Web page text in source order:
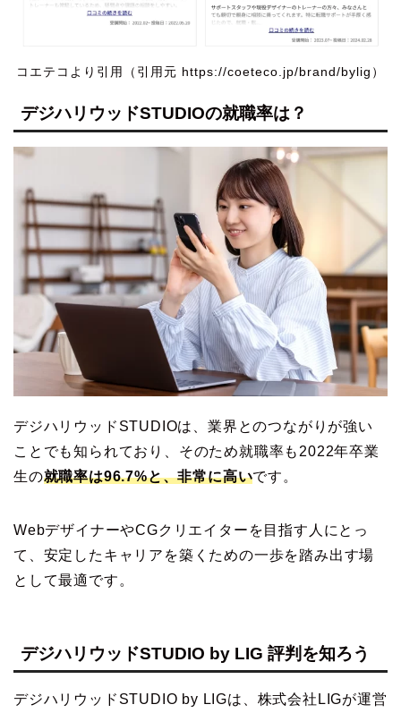
コエテコより引用（引用元 https://coeteco.jp/brand/bylig）
デジハリウッドSTUDIOの就職率は？
デジハリウッドSTUDIOは、業界とのつながりが強い
ことでも知られており、そのため就職率も2022年卒業
生の就職率は96.7%と、非常に高いです。
WebデザイナーやCGクリエイターを目指す人にとっ
て、安定したキャリアを築くための一歩を踏み出す場
として最適です。
デジハリウッドSTUDIO by LIG 評判を知ろう
デジハリウッドSTUDIO by LIGは、株式会社LIGが運営